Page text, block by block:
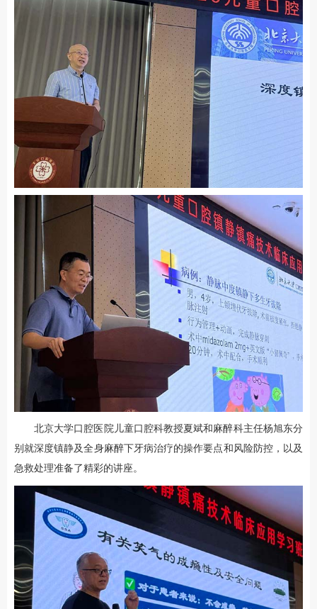
北京大学口腔医院儿童口腔科教授夏斌和麻醉科主任杨旭东分
别就深度镇静及全身麻醉下牙病治疗的操作要点和风险防控，以及
急救处理准备了精彩的讲座。